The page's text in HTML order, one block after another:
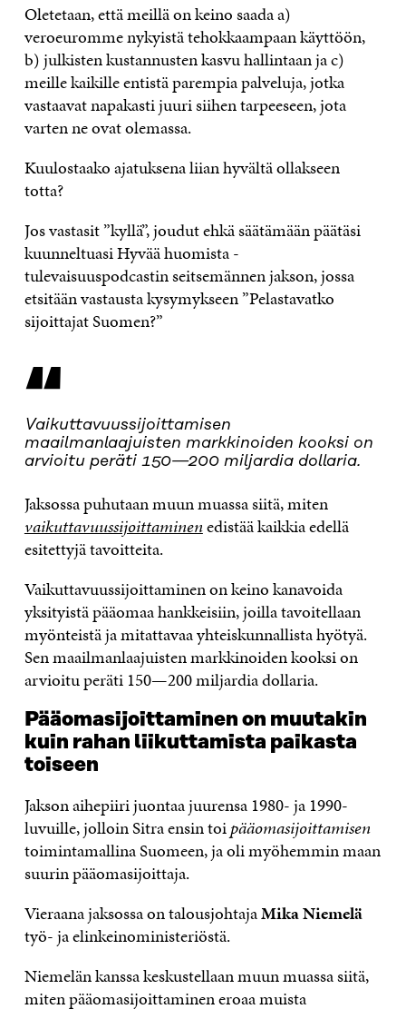
Oletetaan, että meillä on keino saada a)
veroeuromme nykyistä tehokkaampaan käyttöön,
b) julkisten kustannusten kasvu hallintaan ja c)
meille kaikille entistä parempia palveluja, jotka
vastaavat napakasti juuri siihen tarpeeseen, jota
varten ne ovat olemassa.
Kuulostaako ajatuksena liian hyvältä ollakseen
totta?
Jos vastasit ”kyllä”, joudut ehkä säätämään päätäsi
kuunneltuasi Hyvää huomista -
tulevaisuuspodcastin seitsemännen jakson, jossa
etsitään vastausta kysymykseen ”Pelastavatko
sijoittajat Suomen?”
“
Vaikuttavuussijoittamisen
maailmanlaajuisten markkinoiden kooksi on
arvioitu peräti 150—200 miljardia dollaria.
Jaksossa puhutaan muun muassa siitä, miten
vaikuttavuussijoittaminenedistää kaikkia edellä
esitettyjä tavoitteita.
Vaikuttavuussijoittaminen on keino kanavoida
yksityistä pääomaa hankkeisiin, joilla tavoitellaan
myönteistä ja mitattavaa yhteiskunnallista hyötyä.
Sen maailmanlaajuisten markkinoiden kooksi on
arvioitu peräti 150—200 miljardia dollaria.
Pääomasijoittaminen on muutakin
kuin rahan liikuttamista paikasta
toiseen
Jakson aihepiiri juontaa juurensa 1980- ja 1990-
luvuille, jolloin Sitra ensin toipääomasijoittamisen
toimintamallina Suomeen, ja oli myöhemmin maan
suurin pääomasijoittaja.
Vieraana jaksossa on talousjohtajaMika Niemelä
työ- ja elinkeinoministeriöstä.
Niemelän kanssa keskustellaan muun muassa siitä,
miten pääomasijoittaminen eroaa muista